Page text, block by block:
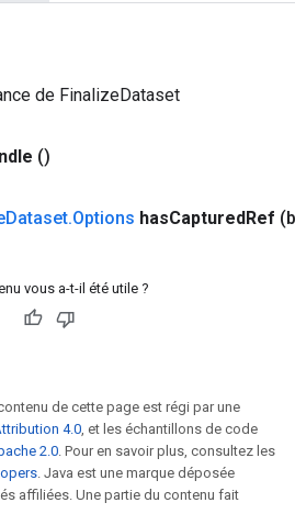
de FinalizeDataset
()
Dataset.Options hasCapturedRef
vous a-t-il été utile ?
de cette page est régi par une
4.0, et les échantillons de code
2.0. Pour en savoir plus, consultez les
. Java est une marque déposée
affiliées. Une partie du contenu fait